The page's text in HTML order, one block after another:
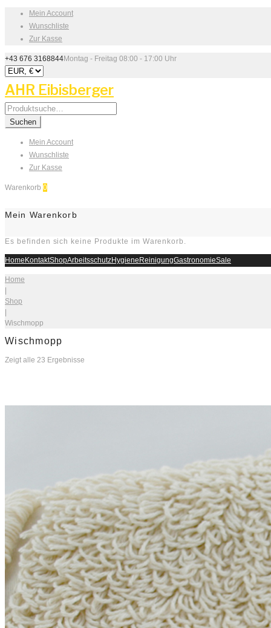
Mein Account
Wunschliste
Zur Kasse
+43 676 3168844Montag - Freitag 08:00 - 17:00 Uhr
AHR Eibisberger
Search
for:
Suchen
Mein Account
Wunschliste
Zur Kasse
Warenkorb 0
Mein Warenkorb
Es befinden sich keine Produkte im Warenkorb.
HomeKontaktShopArbeitsschutzHygieneReinigungGastronomieSale
Home
|
Shop
|
Wischmopp
Wischmopp
Zeigt alle 23 Ergebnisse